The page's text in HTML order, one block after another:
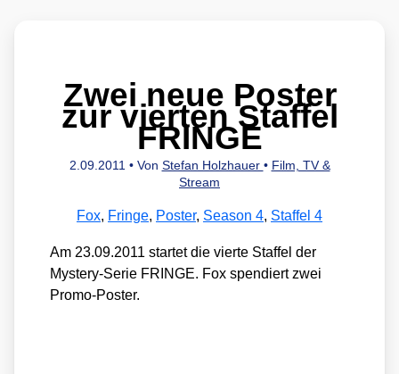
Zwei neue Poster
zur vierten Staffel
FRINGE
2.09.2011 • Von Stefan Holzhauer • Film, TV &
Stream
Fox, Fringe, Poster, Season 4, Staffel 4
Am 23.09.2011 star­tet die vier­te Staf­fel der
Mys­tery-Serie FRINGE. Fox spen­diert zwei
Pro­mo-Pos­ter.